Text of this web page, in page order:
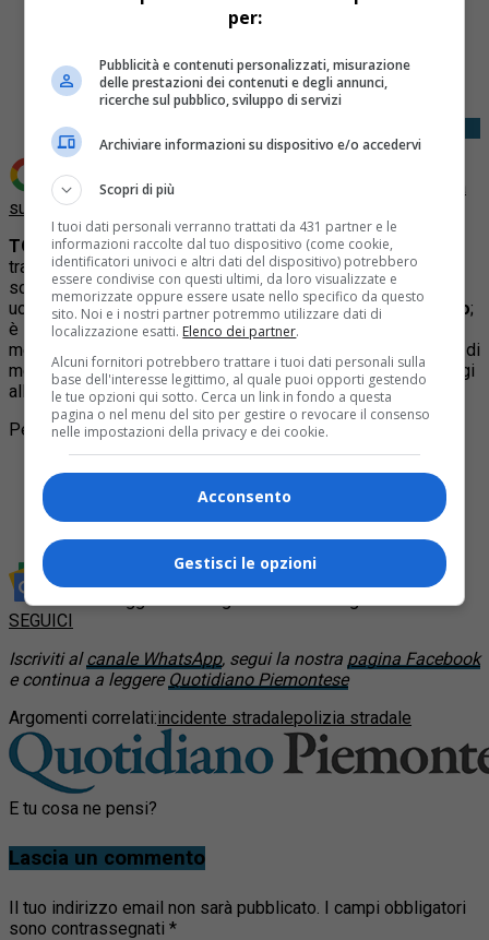
Tweet
Aggiungi Quotidiano Piemontese come
Fonte preferita
su Google
TORINO– Grave incidente sulraccordo Torino-Pinerolo
tra None e Piscina in direzione Pinerolo. Due veicoli si sono
scontrati attorno alle 4 del mattino e hanno preso fuoco. Un
uomo, che siedeva in uno dei veicoli, èmorto carbonizzato;
è in corso l’identificazione. Obbligatoria l’
mentre sono in corso le operazioni di recupero dei veicoli e di
messa in sicurezza della strada. Si prevedono ulteriori disagi
alla viabilità. Intervenuta anche la Polizia Stradale.
Per approfondire:
Articolo: Sul raccordo Torino-Pinerolo incidente
automobilistico: una donna perde il controllo dell’auto
Grave incidente alla Fausto Coppi: ciclista
Rimani aggiornato seguendoci su Google News!
SEGUICI
Iscriviti alcanale WhatsApp, segui la nostra pagina Facebook
e continua a leggere Quotidiano Piemontese
Argomenti correlati:incidente stradalepolizia stradale
E tu cosa ne pensi?
Lascia un commento
Il tuo indirizzo email non sarà pubblicato. I campi obbligatori
sono contrassegnati *
per:
Pubblicità e contenuti personalizzati, misurazione
delle prestazioni dei contenuti e degli annunci,
ricerche sul pubblico, sviluppo di servizi
Archiviare informazioni su dispositivo e/o accedervi
Scopri di più
I tuoi dati personali verranno trattati da 431 partner e le
informazioni raccolte dal tuo dispositivo (come cookie,
identificatori univoci e altri dati del dispositivo) potrebbero
essere condivise con questi ultimi, da loro visualizzate e
memorizzate oppure essere usate nello specifico da questo
sito. Noi e i nostri partner potremmo utilizzare dati di
localizzazione esatti. Elenco dei partner.
Alcuni fornitori potrebbero trattare i tuoi dati personali sulla
base dell'interesse legittimo, al quale puoi opporti gestendo
le tue opzioni qui sotto. Cerca un link in fondo a questa
pagina o nel menu del sito per gestire o revocare il consenso
nelle impostazioni della privacy e dei cookie.
Acconsento
Gestisci le opzioni